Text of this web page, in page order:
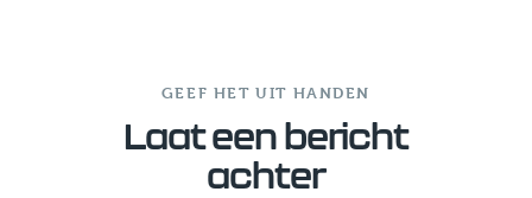
GEEF HET UIT HANDEN
Laat een bericht
achter